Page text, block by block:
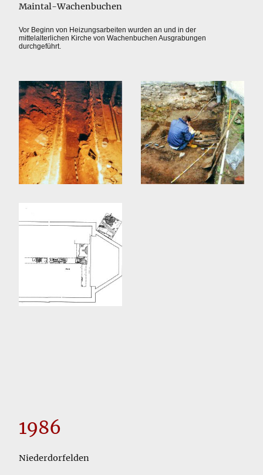
Maintal-Wachenbuchen
Vor Beginn von Heizungsarbeiten wurden an und in der
mittelalterlichen Kirche von Wachenbuchen Ausgrabungen
durchgeführt.
1986
Niederdorfelden